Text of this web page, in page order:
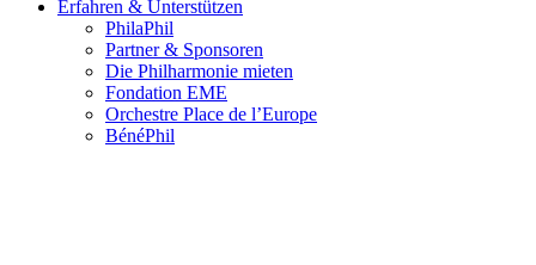
Erfahren & Unterstützen
PhilaPhil
Partner & Sponsoren
Die Philharmonie mieten
Fondation EME
Orchestre Place de l’Europe
BénéPhil